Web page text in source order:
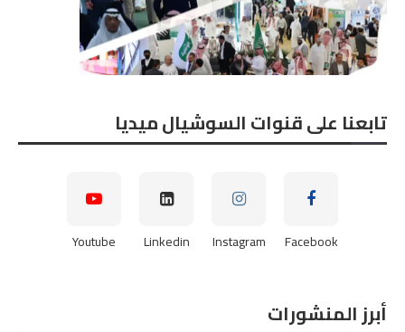
تابعنا على قنوات السوشيال ميديا
Facebook
Instagram
Linkedin
Youtube
أبرز المنشورات